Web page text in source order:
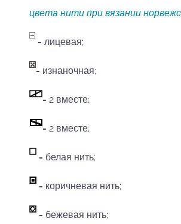
цвета нити при вязании
- лицевая;
- изнаночная;
- 2 вместе;
- 2 вместе;
- белая нить;
- коричневая нить;
- бежевая нить;